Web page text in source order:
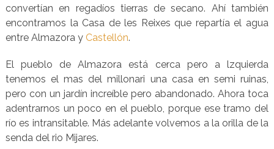
convertían en regadíos tierras de secano. Ahí también
encontramos la Casa de les Reixes que repartía el agua
entre Almazora y Castellón.
El pueblo de Almazora está cerca pero a lzquierda
tenemos el mas del millonari una casa en semi ruinas,
pero con un jardín increíble pero abandonado. Ahora toca
adentrarnos un poco en el pueblo, porque ese tramo del
río es intransitable. Más adelante volvemos a la orilla de la
senda del rio Mijares.